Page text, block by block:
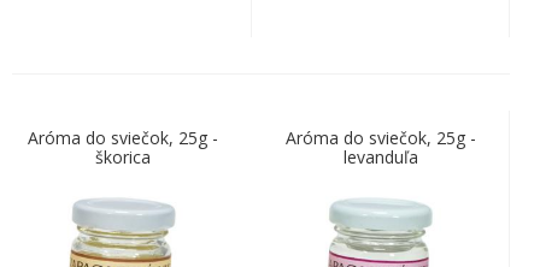
Aróma do sviečok, 25g -
škorica
Aróma do sviečok, 25g -
levanduľa